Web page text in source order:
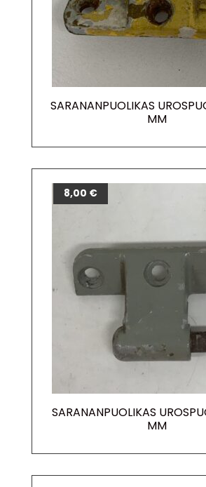
SARANANPUOLIKAS
MM
SARANANPUOLIKAS
MM
8,00 €